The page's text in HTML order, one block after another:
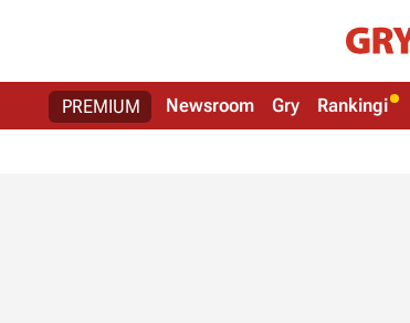
PREMIUM Newsroom Gry Rankingi